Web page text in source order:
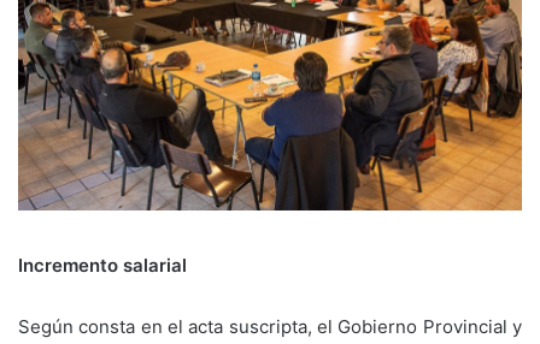
Incremento salarial
Según consta en el acta suscripta, el Gobierno Provincial y